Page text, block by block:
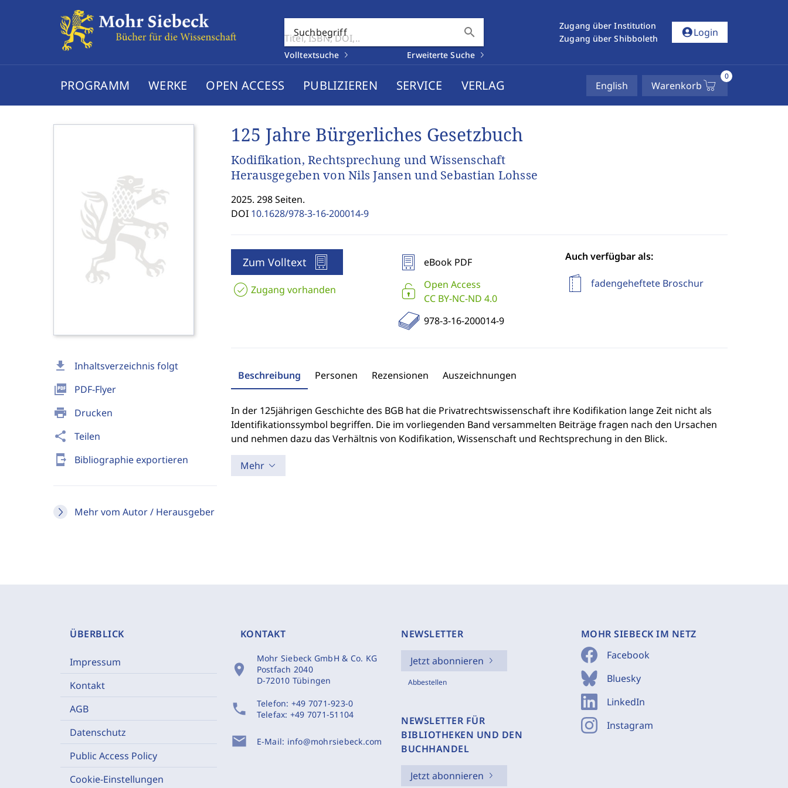
Suchbegriff search
Volltextsuche Erweiterte Suche
Zugang über Institution
Zugang über Shibboleth
account_circleLogin
PROGRAMM WERKE OPEN ACCESS PUBLIZIEREN SERVICE VERLAG English Warenkorb
0
download Inhaltsverzeichnis folgt
picture_as_pdf PDF-Flyer
print Drucken
share Teilen
send_to_mobile Bibliographie exportieren
Mehr vom Autor / Herausgeber
125 Jahre Bürgerliches Gesetzbuch
Kodifikation, Rechtsprechung und Wissenschaft
Herausgegeben von Nils Jansen und Sebastian Lohsse
2025. 298 Seiten.
DOI 10.1628/978-3-16-200014-9
Zum Volltext
Zugang vorhanden
eBook PDF
Open Access
CC BY-NC-ND 4.0
978-3-16-200014-9
Auch verfügbar als:
fadengeheftete Broschur
Beschreibung Personen Rezensionen Auszeichnungen
In der 125jährigen Geschichte des BGB hat die Privatrechtswissenschaft ihre Kodifikation lange Zeit nicht als
Identifikationssymbol begriffen. Die im vorliegenden Band versammelten Beiträge fragen nach den Ursachen
und nehmen dazu das Verhältnis von Kodifikation, Wissenschaft und Rechtsprechung in den Blick.
Mehr
ÜBERBLICK
Impressum
Kontakt
AGB
Datenschutz
Public Access Policy
Cookie-Einstellungen
KONTAKT
location_on
Mohr Siebeck GmbH & Co. KG
Postfach 2040
D-72010 Tübingen
phone Telefon: +49 7071-923-0
Telefax: +49 7071-51104
mail E-Mail: info@mohrsiebeck.com
NEWSLETTER
Jetzt abonnieren
Abbestellen
NEWSLETTER FÜR
BIBLIOTHEKEN UND DEN
BUCHHANDEL
Jetzt abonnieren
MOHR SIEBECK IM NETZ
Facebook
Bluesky
LinkedIn
Instagram